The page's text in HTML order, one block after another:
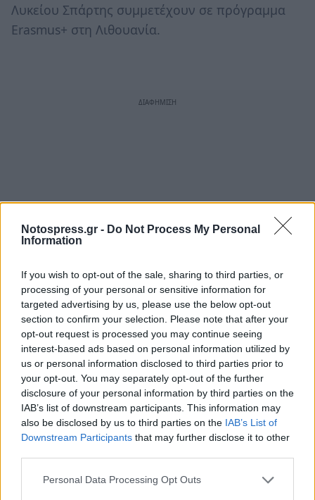
Notospress.gr - Do Not Process My Personal
Information
If you wish to opt-out of the sale, sharing to third parties, or
processing of your personal or sensitive information for
targeted advertising by us, please use the below opt-out
section to confirm your selection. Please note that after your
opt-out request is processed you may continue seeing
interest-based ads based on personal information utilized by
us or personal information disclosed to third parties prior to
your opt-out. You may separately opt-out of the further
disclosure of your personal information by third parties on the
IAB’s list of downstream participants. This information may
also be disclosed by us to third parties on the IAB’s List of
Downstream Participants that may further disclose it to other
Personal Data Processing Opt Outs
Λυκείου Σπάρτης συμμετέχουν σε πρόγραμμα
Erasmus+ στη Λιθουανία.